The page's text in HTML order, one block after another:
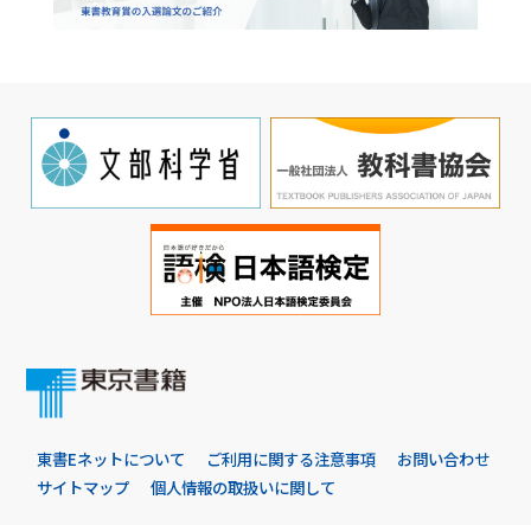
東書Eネットについて ご利用に関する注意事項
お問い合わせ
サイトマップ
個人情報の取扱いに関して